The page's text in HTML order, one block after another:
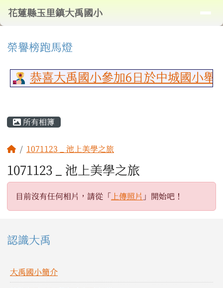
花蓮縣玉里鎮大禹國小
導覽列
花蓮縣玉里鎮大禹國小
上中區域內容
榮譽榜跑馬燈
恭喜大禹國小參加6日於中城國小舉
所有相簿
回首頁1071123 _ 池上美學之旅
1071123 _ 池上美學之旅
目前沒有任何相片，請從「 上傳照片 」開始吧！
左邊區域內容
認識大禹
大禹國小簡介